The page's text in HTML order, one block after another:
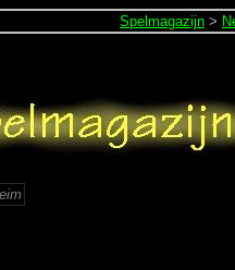
Spelmagazijn >